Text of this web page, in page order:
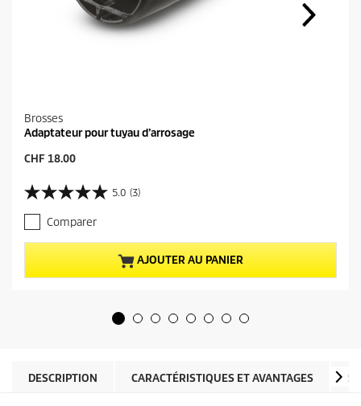
Brosses
Adaptateur pour tuyau d’arrosage
P
i
x
a
c
t
u
d
CHF 18.00
5.0 (3)
5
.
0
s
r
e
Comparer
AJOUTER AU PANIER
DESCRIPTION CARACTÉRISTIQUES ET AVANTAGES